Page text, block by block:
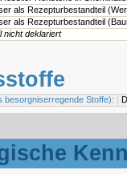
als Rezepturbestandteil
als Rezepturbestandteil
nicht deklariert
besorgniserregende Stoffe):